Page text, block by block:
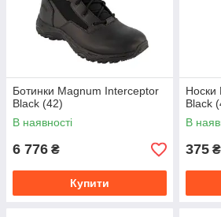
Ботинки Magnum Interceptor
Black (42)
В наявності
6 776 ₴
Купити
Носки
Black
В
375 ₴